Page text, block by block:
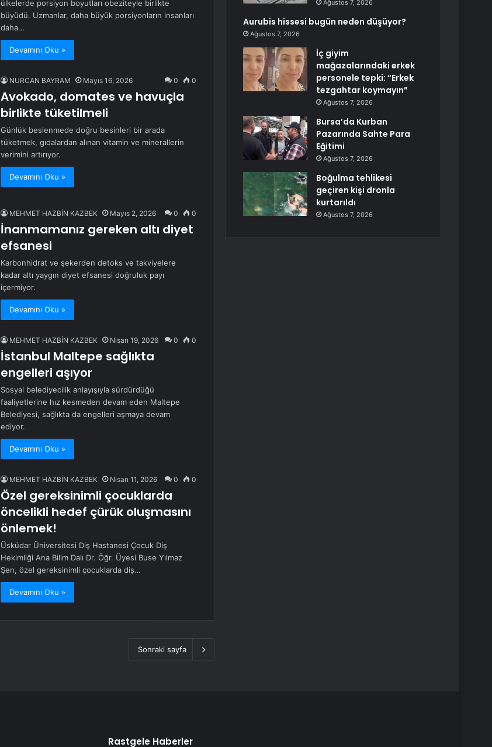
ülkelerde porsiyon boyutları obeziteyle birlikte
büyüdü. Uzmanlar, daha büyük porsiyonların insanları
daha…
Devamını Oku »
NURCAN BAYRAM Mayıs 16, 2026 0 0
Avokado, domates ve havuçla
birlikte tüketilmeli
Günlük beslenmede doğru besinleri bir arada
tüketmek, gıdalardan alınan vitamin ve minerallerin
verimini artırıyor.
Devamını Oku »
MEHMET HAZBİN KAZBEK Mayıs 2, 2026 0 0
İnanmamanız gereken altı diyet
efsanesi
Karbonhidrat ve şekerden detoks ve takviyelere
kadar altı yaygın diyet efsanesi doğruluk payı
içermiyor.
Devamını Oku »
MEHMET HAZBİN KAZBEK Nisan 19, 2026 0 0
İstanbul Maltepe sağlıkta
engelleri aşıyor
Sosyal belediyecilik anlayışıyla sürdürdüğü
faaliyetlerine hız kesmeden devam eden Maltepe
Belediyesi, sağlıkta da engelleri aşmaya devam
ediyor.
Devamını Oku »
MEHMET HAZBİN KAZBEK Nisan 11, 2026 0 0
Özel gereksinimli çocuklarda
öncelikli hedef çürük oluşmasını
önlemek!
Üsküdar Üniversitesi Diş Hastanesi Çocuk Diş
Hekimliği Ana Bilim Dalı Dr. Öğr. Üyesi Buse Yılmaz
Şen, özel gereksinimli çocuklarda diş…
Devamını Oku »
Sonraki sayfa
Ağustos 7, 2026
Aurubis hissesi bugün neden düşüyor?
Ağustos 7, 2026
İç giyim
mağazalarındaki erkek
personele tepki: “Erkek
tezgahtar koymayın”
Ağustos 7, 2026
Bursa’da Kurban
Pazarında Sahte Para
Eğitimi
Ağustos 7, 2026
Boğulma tehlikesi
geçiren kişi dronla
kurtarıldı
Ağustos 7, 2026
Rastgele Haberler